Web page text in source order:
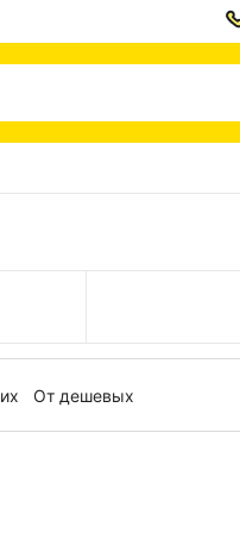
От дешевых